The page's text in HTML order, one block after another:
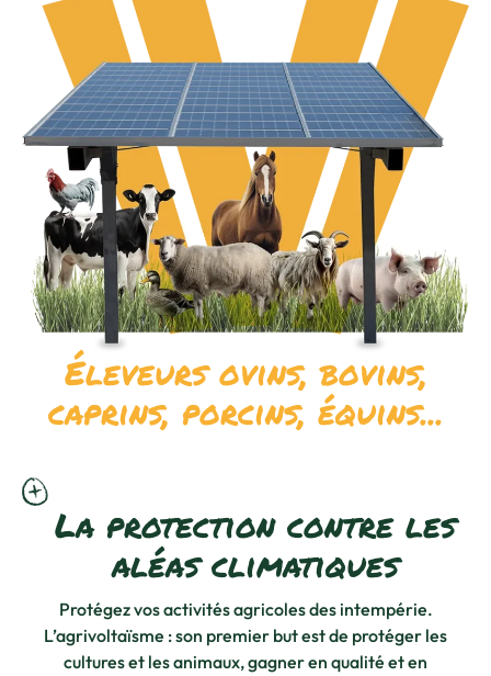
La protection contre les
aléas climatiques
Protégez vos activités agricoles des intempérie.
L’agrivoltaïsme : son premier but est de protéger les
cultures et les animaux, gagner en qualité et en
Éleveurs ovins, bovins,
caprins, porcins, équins...